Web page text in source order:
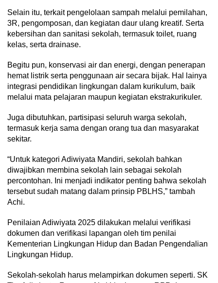
Selain itu, terkait pengelolaan sampah melalui pemilahan,
3R, pengomposan, dan kegiatan daur ulang kreatif. Serta
kebersihan dan sanitasi sekolah, termasuk toilet, ruang
kelas, serta drainase.
Begitu pun, konservasi air dan energi, dengan penerapan
hemat listrik serta penggunaan air secara bijak. Hal lainya
integrasi pendidikan lingkungan dalam kurikulum, baik
melalui mata pelajaran maupun kegiatan ekstrakurikuler.
Juga dibutuhkan, partisipasi seluruh warga sekolah,
termasuk kerja sama dengan orang tua dan masyarakat
sekitar.
“Untuk kategori Adiwiyata Mandiri, sekolah bahkan
diwajibkan membina sekolah lain sebagai sekolah
percontohan. Ini menjadi indikator penting bahwa sekolah
tersebut sudah matang dalam prinsip PBLHS,” tambah
Achi.
Penilaian Adiwiyata 2025 dilakukan melalui verifikasi
dokumen dan verifikasi lapangan oleh tim penilai
Kementerian Lingkungan Hidup dan Badan Pengendalian
Lingkungan Hidup.
Sekolah-sekolah harus melampirkan dokumen seperti. SK